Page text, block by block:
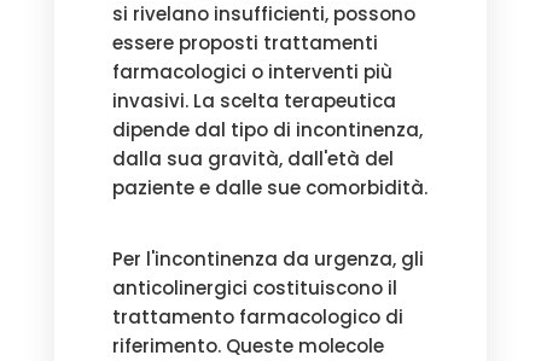
si rivelano insufficienti, possono
essere proposti trattamenti
farmacologici o interventi più
invasivi. La scelta terapeutica
dipende dal tipo di incontinenza,
dalla sua gravità, dall'età del
paziente e dalle sue comorbidità.
Per l'incontinenza da urgenza, gli
anticolinergici costituiscono il
trattamento farmacologico di
riferimento. Queste molecole